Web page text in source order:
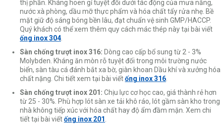
thị phần. Kháng hoen gỉ tuyệt đối dưới tác động của mưa nắng,
nước xà phòng, dầu mỡ thực phẩm và hóa chất tẩy rửa nhẹ. Bề
mặt giữ độ sáng bóng bền lâu, đạt chuẩn vệ sinh GMP/HACCP.
Quý khách có thể xem thêm quy cách mác thép này tại bài viết
ống inox 304.
Sàn chống trượt inox 316: Dòng cao cấp bổ sung từ 2 - 3%
Molybden. Kháng ăn mòn rỗ tuyệt đối trong môi trường nước
biển, sàn tàu cá đánh bắt xa bờ, giàn khoan Dầu khí và xưởng hóa
chất nặng. Chi tiết xem tại bài viếtống inox 316
Sàn chống trượt inox 201: Chịu lực cơ học cao, giá thành rẻ hơn
từ 25 - 30%. Phù hợp lót sàn xe tải khô ráo, lót gầm sàn kho trong
nhà không tiếp xúc với hóa chất hay độ ẩm đầm mặn. Xem chi
tiết tại bài viếtống inox 201